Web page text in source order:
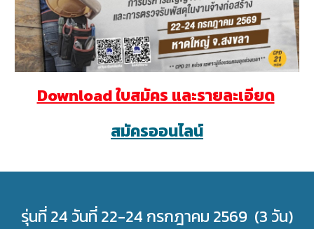
Download ใบสมัคร และรายละเอียด
สมัครออนไลน์
รุ่นที่ 24 วันที่ 22-24 กรกฎาคม 2569 (3 วัน)